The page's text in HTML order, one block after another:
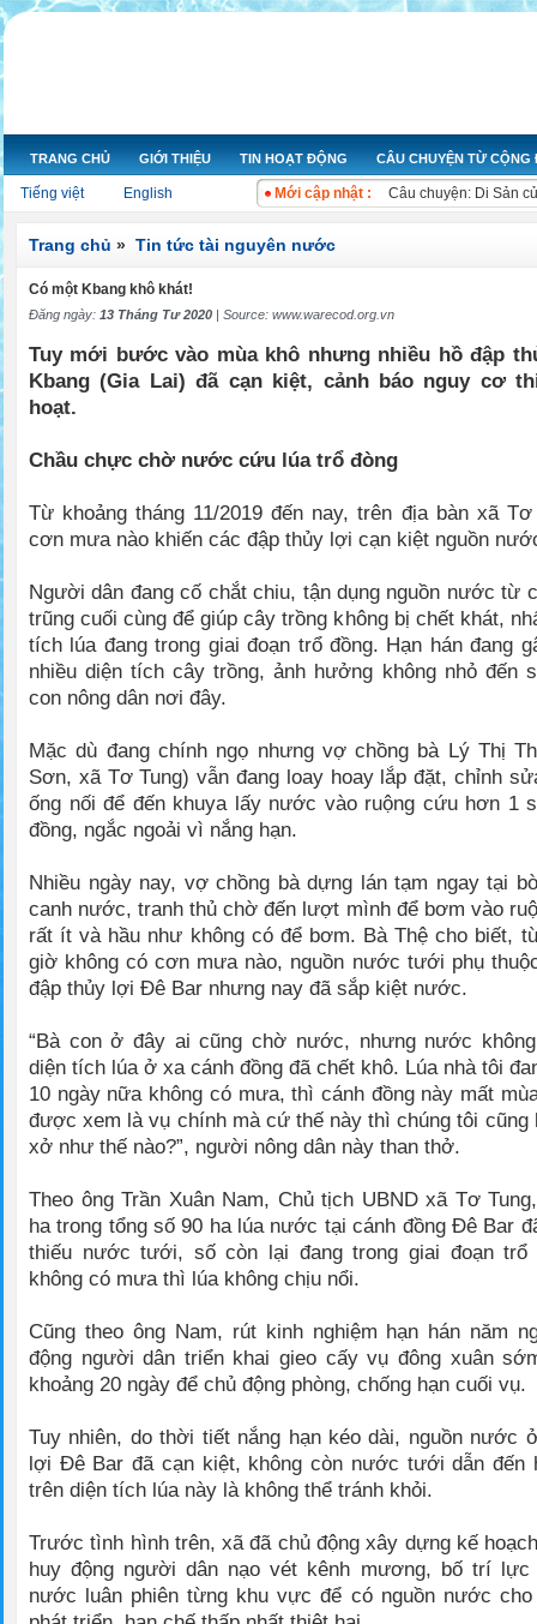
TRANG CHỦ GIỚI THIỆU TIN HOẠT ĐỘNG CÂU CHUYỆN TỪ CỘNG
Tiếng việt English Mới cập nhật :
Nỗ lực hoạt động
Câu chuyện: Di Sản
Kon Tum chỉ rõ sai
Xử lý ngay các đối
Xả nước thải gây ô
Trang chủ » Tin tức tài nguyên nước
Có một Kbang khô khát!
Đăng ngày: 13 Tháng Tư 2020 | Source: www.warecod.org.vn
Tuy mới bước vào mùa khô nhưng nhiều hồ đập
Kbang (Gia Lai) đã cạn kiệt, cảnh báo nguy cơ
hoạt.
Chầu chực chờ nước cứu lúa trổ đòng
Từ khoảng tháng 11/2019 đến nay, trên địa bàn xã
cơn mưa nào khiến các đập thủy lợi cạn kiệt nguồn
Người dân đang cố chắt chiu, tận dụng nguồn nước từ
trũng cuối cùng để giúp cây trồng không bị chết khát,
tích lúa đang trong giai đoạn trổ đồng. Hạn hán đang
nhiều diện tích cây trồng, ảnh hưởng không nhỏ đến
con nông dân nơi đây.
Mặc dù đang chính ngọ nhưng vợ chồng bà Lý Thị
Sơn, xã Tơ Tung) vẫn đang loay hoay lắp đặt, chỉnh
ống nối để đến khuya lấy nước vào ruộng cứu hơn 1
đồng, ngắc ngoải vì nắng hạn.
Nhiều ngày nay, vợ chồng bà dựng lán tạm ngay tại
canh nước, tranh thủ chờ đến lượt mình để bơm vào
rất ít và hầu như không có để bơm. Bà Thệ cho biết,
giờ không có cơn mưa nào, nguồn nước tưới phụ
đập thủy lợi Đê Bar nhưng nay đã sắp kiệt nước.
“Bà con ở đây ai cũng chờ nước, nhưng nước
diện tích lúa ở xa cánh đồng đã chết khô. Lúa nhà tôi
10 ngày nữa không có mưa, thì cánh đồng này mất
được xem là vụ chính mà cứ thế này thì chúng tôi cũng
xở như thế nào?”, người nông dân này than thở.
Theo ông Trần Xuân Nam, Chủ tịch UBND xã Tơ
ha trong tổng số 90 ha lúa nước tại cánh đồng Đê Bar
thiếu nước tưới, số còn lại đang trong giai đoạn trổ
không có mưa thì lúa không chịu nổi.
Cũng theo ông Nam, rút kinh nghiệm hạn hán năm
động người dân triển khai gieo cấy vụ đông xuân
khoảng 20 ngày để chủ động phòng, chống hạn cuối vụ.
Tuy nhiên, do thời tiết nắng hạn kéo dài, nguồn nước
lợi Đê Bar đã cạn kiệt, không còn nước tưới dẫn đến
trên diện tích lúa này là không thể tránh khỏi.
Trước tình hình trên, xã đã chủ động xây dựng kế
huy động người dân nạo vét kênh mương, bố trí
nước luân phiên từng khu vực để có nguồn nước